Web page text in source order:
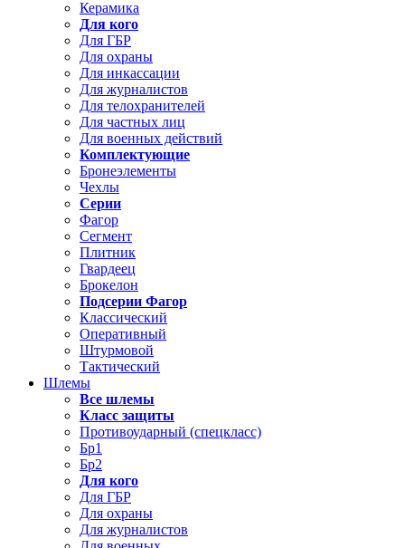
Керамика
Для кого
Для ГБР
Для охраны
Для инкассации
Для журналистов
Для телохранителей
Для частных лиц
Для военных действий
Комплектующие
Бронеэлементы
Чехлы
Серии
Фагор
Сегмент
Плитник
Гвардеец
Брокелон
Подсерии Фагор
Классический
Оперативный
Штурмовой
Тактический
Шлемы
Все шлемы
Класс защиты
Противоударный (спецкласс)
Бр1
Бр2
Для кого
Для ГБР
Для охраны
Для журналистов